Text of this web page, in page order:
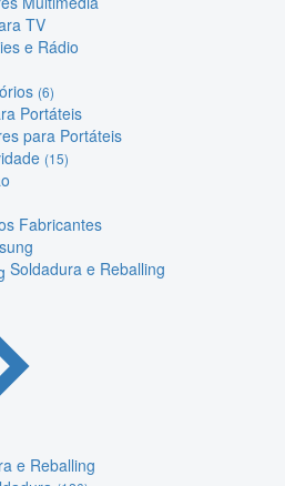
TV
e Rádio
(6)
Portáteis
para Portáteis
(15)
Fabricantes
Soldadura e Reballing
e Reballing